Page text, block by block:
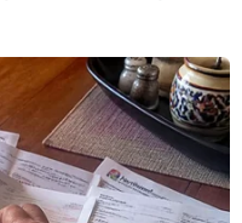
Bìnhvẫn xếp ở nửa
13 vòng đấu.
đã không quá khó
3-1trước đội bóng
Đồng Tâm Long
tỷ số cho Thanh Hóa